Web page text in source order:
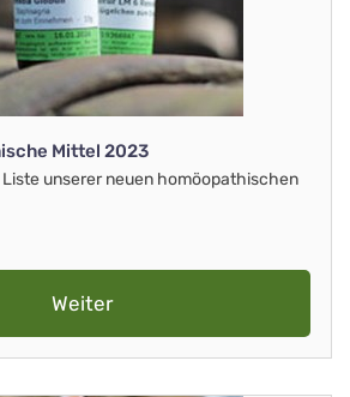
Mittel 2023
Liste unserer neuen homöopathischen
Weiter